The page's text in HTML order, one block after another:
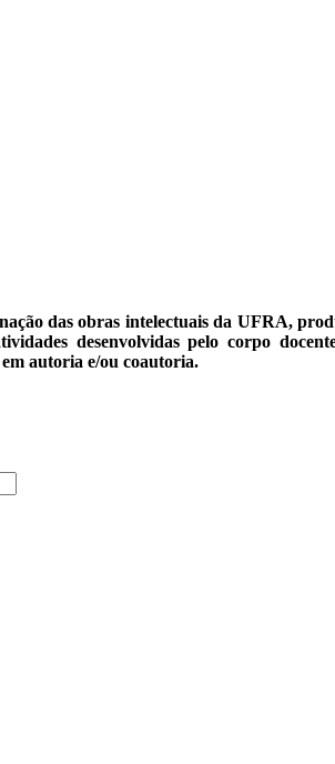
das obras intelectuais da UFRA,
desenvolvidas pelo corpo
autoria e/ou coautoria.